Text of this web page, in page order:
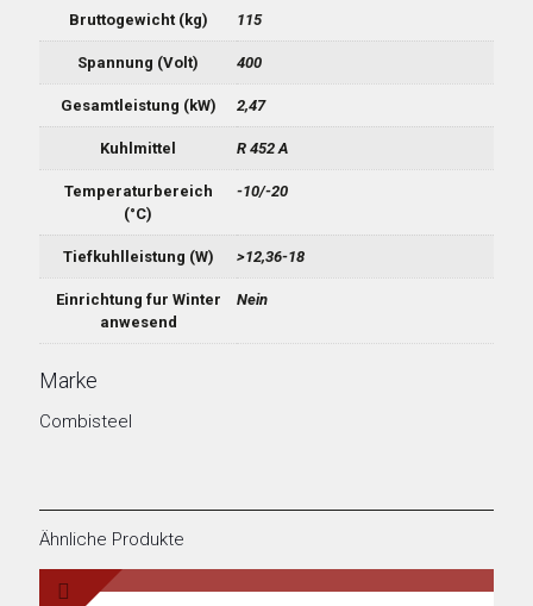
Bruttogewicht (kg) 115
Spannung (Volt) 400
Gesamtleistung (kW) 2,47
Kuhlmittel R 452 A
Temperaturbereich
(°C)
-10/-20
Tiefkuhlleistung (W) >12,36-18
Einrichtung fur Winter
anwesend
Nein
Marke
Combisteel
Ähnliche Produkte